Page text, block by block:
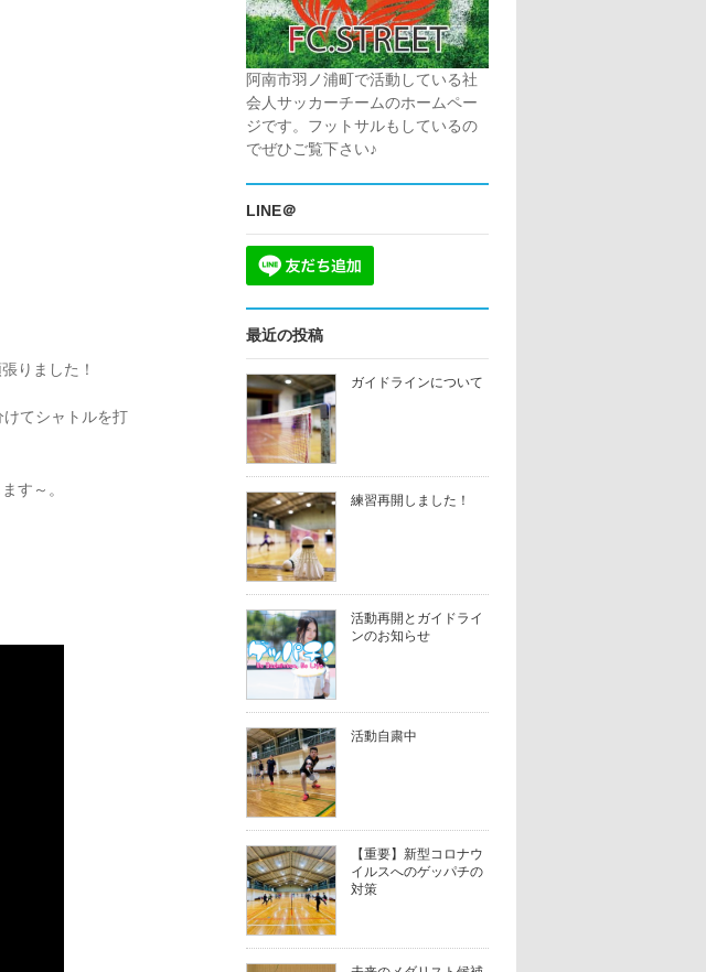
りました！
てシャトルを打
す～。
阿南市羽ノ浦町で活動している社
会人サッカーチームのホームペー
ジです。フットサルもしているの
でぜひご覧下さい♪
LINE＠
最近の投稿
ガイドラインについて
練習再開しました！
活動再開とガイドライ
ンのお知らせ
活動自粛中
【重要】新型コロナウ
イルスへのゲッパチの
対策